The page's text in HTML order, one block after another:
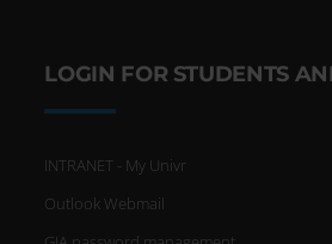
LOGIN FOR STUDENTS
INTRANET - My Univr
Outlook Webmail